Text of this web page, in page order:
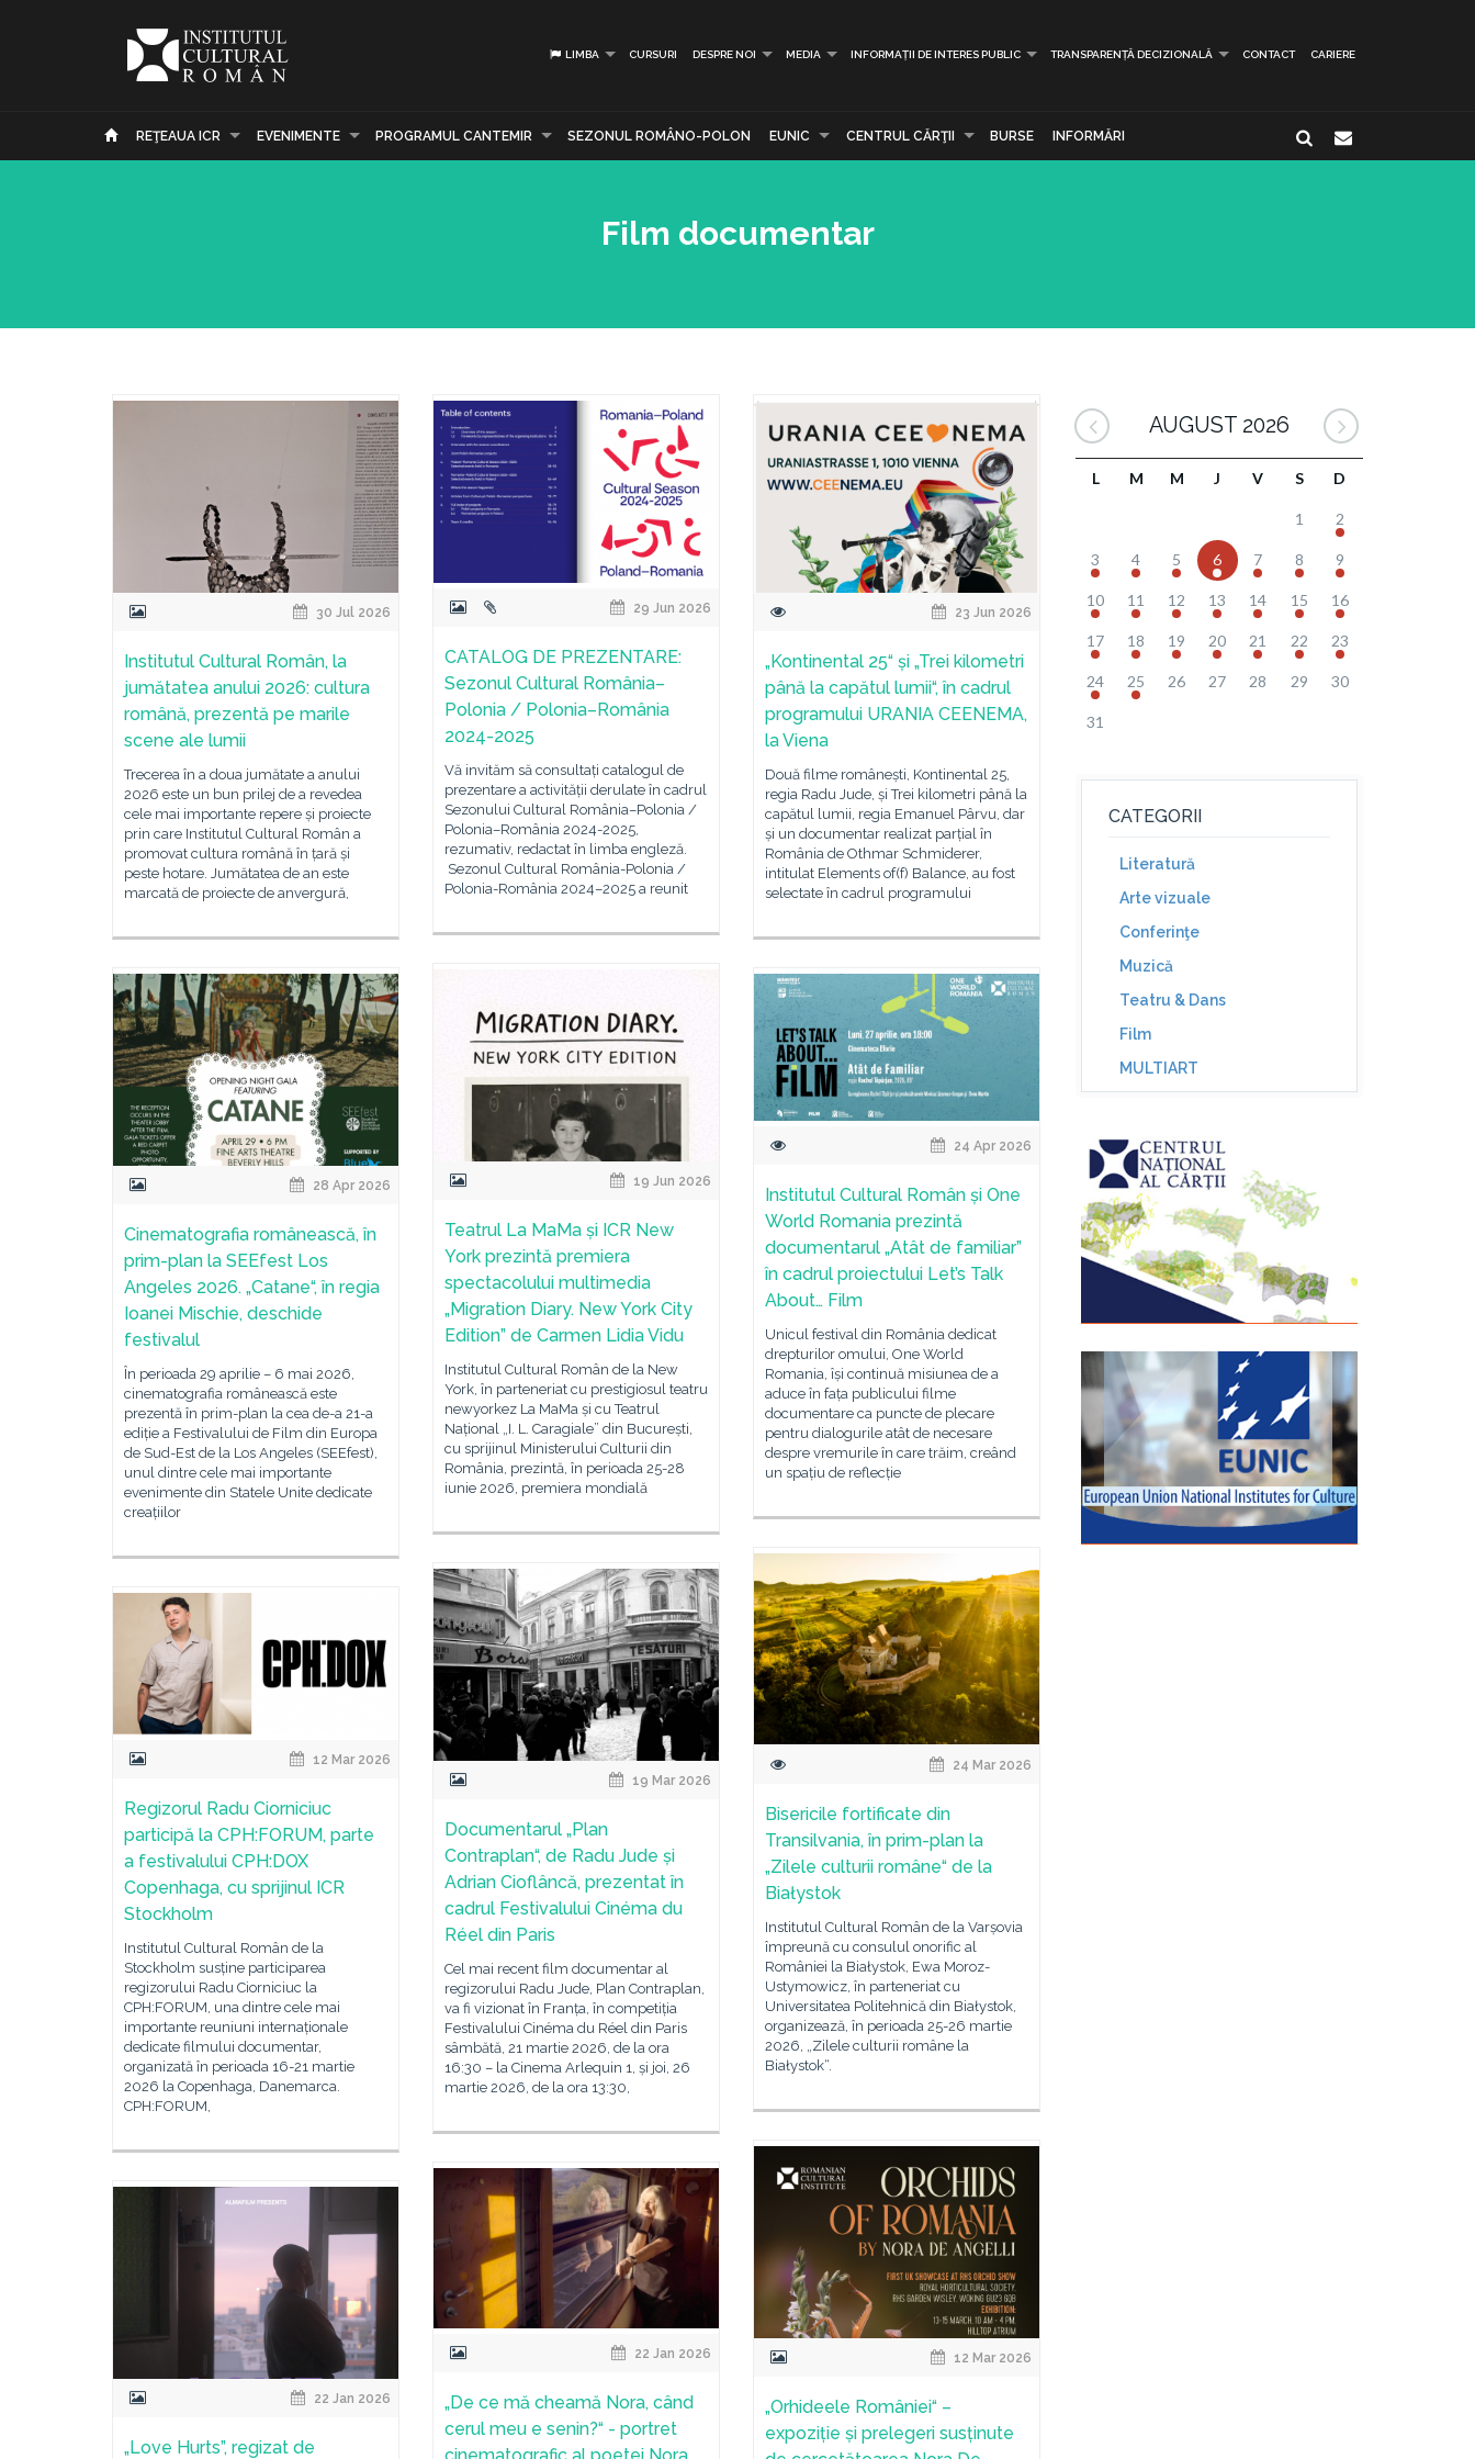
LIMBA CURSURI DESPRE NOI MEDIA INFORMAȚII DE INTERES PUBLIC TRANSPARENȚĂ DECIZIONALĂ CONTACT CARIERE
REŢEAUA ICR EVENIMENTE PROGRAMUL CANTEMIR SEZONUL ROMÂNO-POLON EUNIC CENTRUL CĂRŢII BURSE INFORMĂRI
Film documentar
30 Jul 2026
Institutul Cultural Român, la
jumătatea anului 2026: cultura
română, prezentă pe marile
scene ale lumii
Trecerea în a doua jumătate a anului
2026 este un bun prilej de a revedea
cele mai importante repere și proiecte
prin care Institutul Cultural Român a
promovat cultura română în țară și
peste hotare. Jumătatea de an este
marcată de proiecte de anvergură,
29 Jun 2026
CATALOG DE PREZENTARE:
Sezonul Cultural România–
Polonia / Polonia–România
2024-2025
Vă invităm să consultați catalogul de
prezentare a activității derulate în cadrul
Sezonului Cultural România–Polonia /
Polonia–România 2024-2025,
rezumativ, redactat în limba engleză.
Sezonul Cultural România-Polonia /
Polonia-România 2024–2025 a reunit
23 Jun 2026
„Kontinental 25“ și „Trei kilometri
până la capătul lumii“, în cadrul
programului URANIA CEENEMA,
la Viena
Două filme românești, Kontinental 25,
regia Radu Jude, și Trei kilometri până la
capătul lumii, regia Emanuel Pârvu, dar
și un documentar realizat parțial în
România de Othmar Schmiderer,
intitulat Elements of(f) Balance, au fost
selectate în cadrul programului
19 Jun 2026
Teatrul La MaMa și ICR New
York prezintă premiera
spectacolului multimedia
„Migration Diary. New York City
Edition” de Carmen Lidia Vidu
Institutul Cultural Român de la New
York, în parteneriat cu prestigiosul teatru
newyorkez La MaMa și cu Teatrul
Național „I. L. Caragiale” din București,
cu sprijinul Ministerului Culturii din
România, prezintă, în perioada 25-28
iunie 2026, premiera mondială
28 Apr 2026
Cinematografia românească, în
prim-plan la SEEfest Los
Angeles 2026. „Catane“, în regia
Ioanei Mischie, deschide
festivalul
În perioada 29 aprilie – 6 mai 2026,
cinematografia românească este
prezentă în prim-plan la cea de-a 21-a
ediție a Festivalului de Film din Europa
de Sud-Est de la Los Angeles (SEEfest),
unul dintre cele mai importante
evenimente din Statele Unite dedicate
creațiilor
24 Apr 2026
Institutul Cultural Român și One
World Romania prezintă
documentarul „Atât de familiar”
în cadrul proiectului Let’s Talk
About… Film
Unicul festival din România dedicat
drepturilor omului, One World
Romania, își continuă misiunea de a
aduce în fața publicului filme
documentare ca puncte de plecare
pentru dialogurile atât de necesare
despre vremurile în care trăim, creând
un spațiu de reflecție
24 Mar 2026
Bisericile fortificate din
Transilvania, în prim-plan la
„Zilele culturii române“ de la
Białystok
Institutul Cultural Român de la Varșovia
împreună cu consulul onorific al
României la Białystok, Ewa Moroz-
Ustymowicz, în parteneriat cu
Universitatea Politehnică din Białystok,
organizează, în perioada 25-26 martie
2026, „Zilele culturii române la
Białystok“.
19 Mar 2026
Documentarul „Plan
Contraplan“, de Radu Jude și
Adrian Cioflâncă, prezentat în
cadrul Festivalului Cinéma du
Réel din Paris
Cel mai recent film documentar al
regizorului Radu Jude, Plan Contraplan,
va fi vizionat în Franța, în competiția
Festivalului Cinéma du Réel din Paris
sâmbătă, 21 martie 2026, de la ora
16:30 – la Cinema Arlequin 1, și joi, 26
martie 2026, de la ora 13:30,
12 Mar 2026
Regizorul Radu Ciorniciuc
participă la CPH:FORUM, parte
a festivalului CPH:DOX
Copenhaga, cu sprijinul ICR
Stockholm
Institutul Cultural Român de la
Stockholm susține participarea
regizorului Radu Ciorniciuc la
CPH:FORUM, una dintre cele mai
importante reuniuni internaționale
dedicate filmului documentar,
organizată în perioada 16-21 martie
2026 la Copenhaga, Danemarca.
CPH:FORUM,
12 Mar 2026
„Orhideele României“ –
expoziție și prelegeri susținute
22 Jan 2026
„De ce mă cheamă Nora, când
cerul meu e senin?“ - portret
22 Jan 2026
„Love Hurts”, regizat de
AUGUST 2026
L M M J V S D
1 2
3 4 5 6 7 8 9
10 11 12 13 14 15 16
17 18 19 20 21 22 23
24 25 26 27 28 29 30
31
CATEGORII
Literatură
Arte vizuale
Conferinţe
Muzică
Teatru & Dans
Film
MULTIART